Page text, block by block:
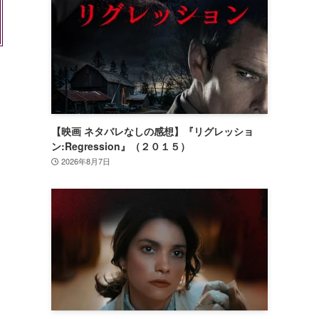
【映画 ネタバレなしの感想】『リグレッショ
ン:Regression』（２０１５）
2026年8月7日